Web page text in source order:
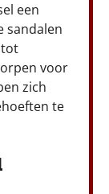
een
sandalen
voor
zich
te